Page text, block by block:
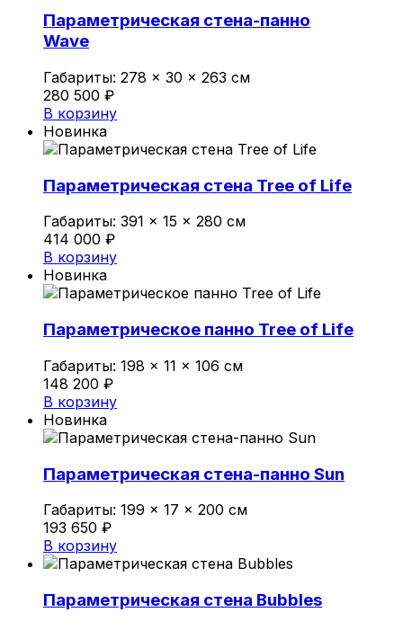
Параметрическая стена-панно
Wave
Габариты: 278 × 30 × 263 см
280 500 ₽
В корзину
Новинка
Параметрическая стена Tree of Life
Габариты: 391 × 15 × 280 см
414 000 ₽
В корзину
Новинка
Параметрическое панно Tree of Life
Габариты: 198 × 11 × 106 см
148 200 ₽
В корзину
Новинка
Параметрическая стена-панно Sun
Габариты: 199 × 17 × 200 см
193 650 ₽
В корзину
Параметрическая стена Bubbles